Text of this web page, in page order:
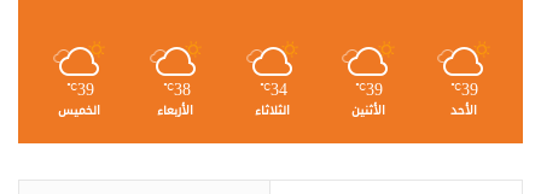
39
℃
الأحد
39
℃
الأثنين
34
℃
الثلاثاء
38
℃
الأربعاء
39
℃
الخميس